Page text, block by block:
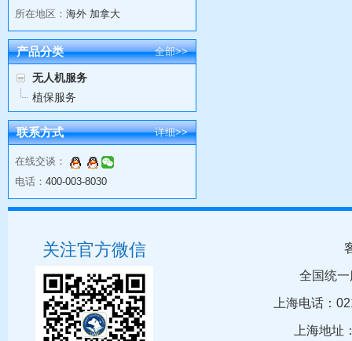
所在地区： 海外 加拿大
产品分类 全部>>
无人机服务
植保服务
联系方式 详细>>
在线交谈：
电话： 400-003-8030
全国统
上海电话：
上海地
关注官方微信